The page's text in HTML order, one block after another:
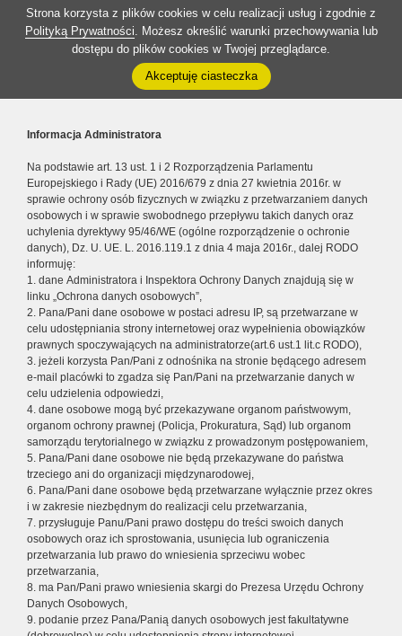
Strona korzysta z plików cookies w celu realizacji usług i zgodnie z
Polityką Prywatności. Możesz określić warunki przechowywania lub
dostępu do plików cookies w Twojej przeglądarce.
Akceptuję ciasteczka
Informacja Administratora
Na podstawie art. 13 ust. 1 i 2 Rozporządzenia Parlamentu
Europejskiego i Rady (UE) 2016/679 z dnia 27 kwietnia 2016r. w
sprawie ochrony osób fizycznych w związku z przetwarzaniem danych
osobowych i w sprawie swobodnego przepływu takich danych oraz
uchylenia dyrektywy 95/46/WE (ogólne rozporządzenie o ochronie
danych), Dz. U. UE. L. 2016.119.1 z dnia 4 maja 2016r., dalej RODO
informuję:
1. dane Administratora i Inspektora Ochrony Danych znajdują się w
linku „Ochrona danych osobowych”,
2. Pana/Pani dane osobowe w postaci adresu IP, są przetwarzane w
celu udostępniania strony internetowej oraz wypełnienia obowiązków
prawnych spoczywających na administratorze(art.6 ust.1 lit.c RODO),
3. jeżeli korzysta Pan/Pani z odnośnika na stronie będącego adresem
e-mail placówki to zgadza się Pan/Pani na przetwarzanie danych w
celu udzielenia odpowiedzi,
4. dane osobowe mogą być przekazywane organom państwowym,
organom ochrony prawnej (Policja, Prokuratura, Sąd) lub organom
samorządu terytorialnego w związku z prowadzonym postępowaniem,
5. Pana/Pani dane osobowe nie będą przekazywane do państwa
trzeciego ani do organizacji międzynarodowej,
6. Pana/Pani dane osobowe będą przetwarzane wyłącznie przez okres
i w zakresie niezbędnym do realizacji celu przetwarzania,
7. przysługuje Panu/Pani prawo dostępu do treści swoich danych
osobowych oraz ich sprostowania, usunięcia lub ograniczenia
przetwarzania lub prawo do wniesienia sprzeciwu wobec
przetwarzania,
8. ma Pan/Pani prawo wniesienia skargi do Prezesa Urzędu Ochrony
Danych Osobowych,
9. podanie przez Pana/Panią danych osobowych jest fakultatywne